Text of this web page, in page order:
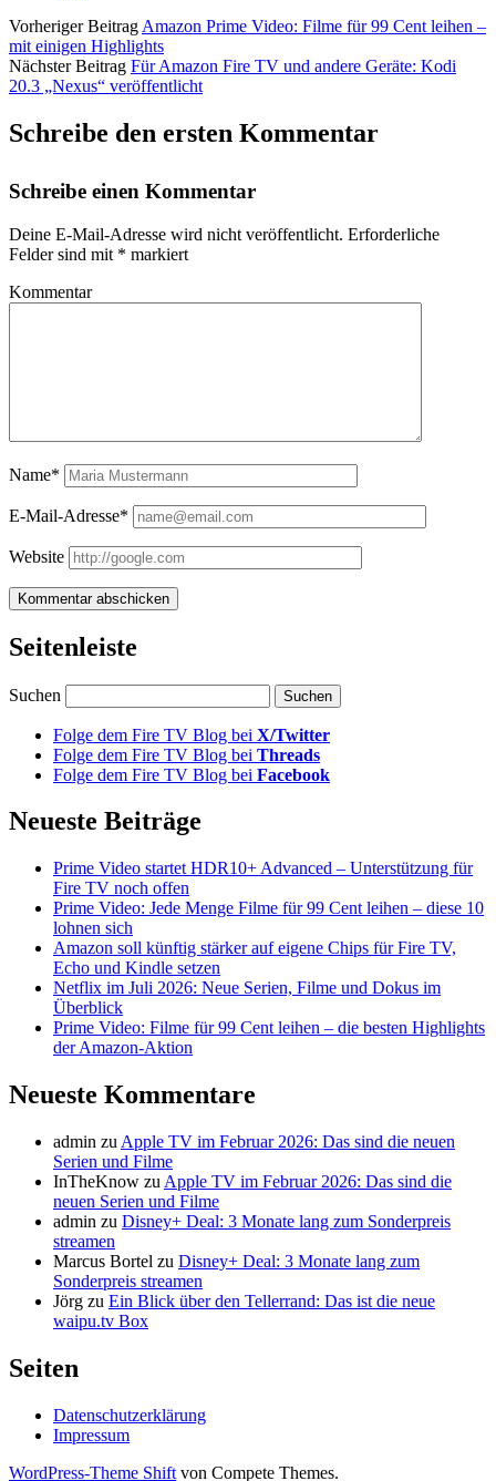
Vorheriger Beitrag Amazon Prime Video: Filme für 99 Cent leihen –
mit einigen Highlights
Nächster Beitrag Für Amazon Fire TV und andere Geräte: Kodi
20.3 „Nexus“ veröffentlicht
Schreibe den ersten Kommentar
Schreibe einen Kommentar
Deine E-Mail-Adresse wird nicht veröffentlicht. Erforderliche
Felder sind mit * markiert
Kommentar
Name*
E-Mail-Adresse*
Website
Seitenleiste
Suchen
Folge dem Fire TV Blog bei X/Twitter
Folge dem Fire TV Blog bei Threads
Folge dem Fire TV Blog bei Facebook
Neueste Beiträge
Prime Video startet HDR10+ Advanced – Unterstützung für
Fire TV noch offen
Prime Video: Jede Menge Filme für 99 Cent leihen – diese 10
lohnen sich
Amazon soll künftig stärker auf eigene Chips für Fire TV,
Echo und Kindle setzen
Netflix im Juli 2026: Neue Serien, Filme und Dokus im
Überblick
Prime Video: Filme für 99 Cent leihen – die besten Highlights
der Amazon-Aktion
Neueste Kommentare
admin zu Apple TV im Februar 2026: Das sind die neuen
Serien und Filme
InTheKnow zu Apple TV im Februar 2026: Das sind die
neuen Serien und Filme
admin zu Disney+ Deal: 3 Monate lang zum Sonderpreis
streamen
Marcus Bortel zu Disney+ Deal: 3 Monate lang zum
Sonderpreis streamen
Jörg zu Ein Blick über den Tellerrand: Das ist die neue
waipu.tv Box
Seiten
Datenschutzerklärung
Impressum
WordPress-Theme Shift von Compete Themes.